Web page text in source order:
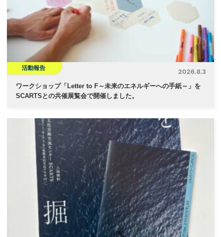
活動報告
2026.8.3
ワークショップ「Letter to F～未来のエネルギーへの手紙～」を
SCARTSとの共催展覧会で開催しました。